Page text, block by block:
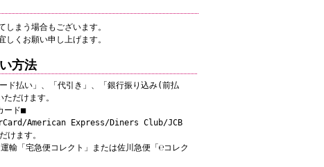
まう場合もございます。
くお願い申し上げます。
方法
ード払い」、「代引き」、「銀行振り込み(前払
だけます。
ード■
American Express/Diners Club/JCB
けます。
輸「宅急便コレクト」または佐川急便「℮コレク